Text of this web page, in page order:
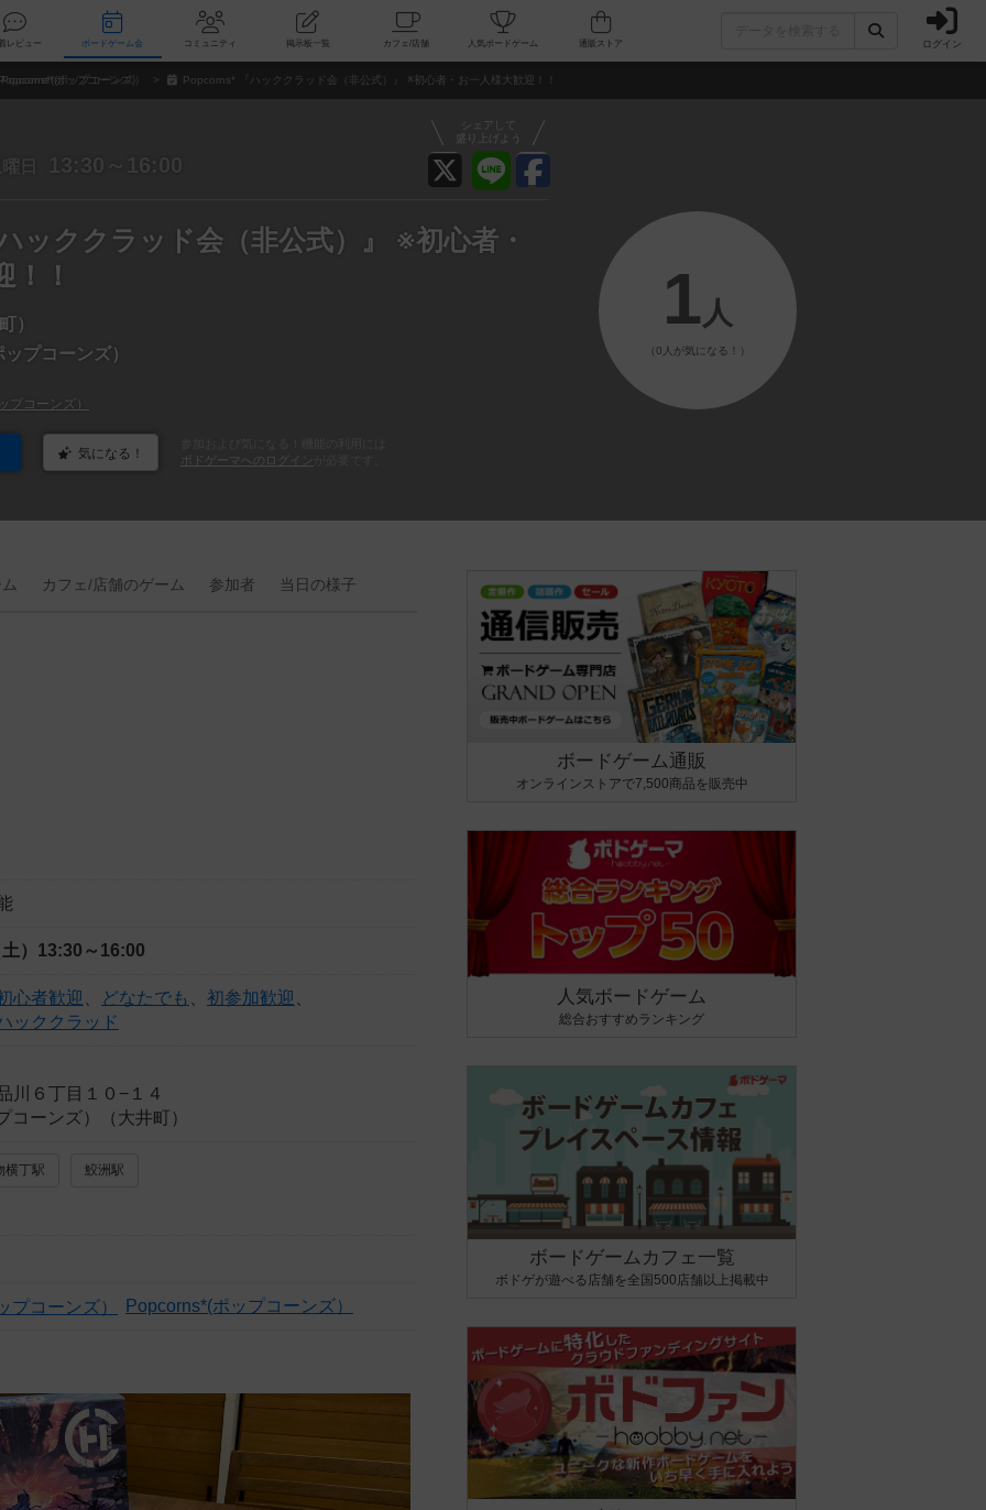
新着レビュー ボードゲーム会 コミュニティ 掲示板一覧 カフェ/店舗 人気ボードゲーム ログイン
Popcorns*(ポップコーンズ） Popcorns* 『ハッククラッド会（非公式）』 ※初心者・お一人様大歓迎！！
シェアして
盛り上げよう
曜日 13:30～16:00
ッククラッド会（非公式）』 ※初心者・
！！
）
プコーンズ）
プコーンズ）
気になる！
ボドゲーマへのログイン
1 人
（0人が気になる！）
カフェ/店舗のゲーム 参加者 当日の様子
） 13:30～16:00
心者歓迎 どなたでも 初参加歓迎
ッククラッド
川６丁目１０−１４
コーンズ）（大井町）
横丁駅 鮫洲駅
Popcorns*(ポップコーンズ）
ボードゲーム通販
オンラインストアで7,500商品を販売中
人気ボードゲーム
総合おすすめランキング
ボードゲームカフェ一覧
ボドゲが遊べる店舗を全国500店舗以上掲載中